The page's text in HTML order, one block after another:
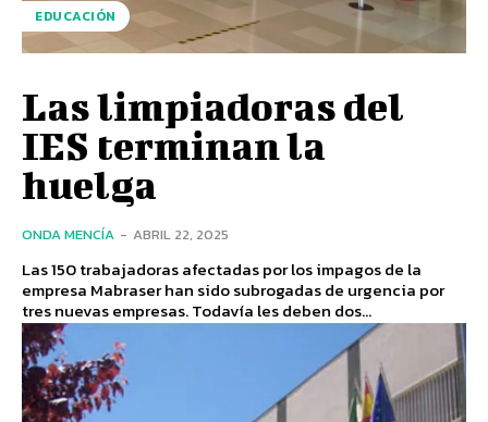
EDUCACIÓN
Las limpiadoras del
IES terminan la
huelga
ONDA MENCÍA - ABRIL 22, 2025
Las 150 trabajadoras afectadas por los impagos de la
empresa Mabraser han sido subrogadas de urgencia por
tres nuevas empresas. Todavía les deben dos...